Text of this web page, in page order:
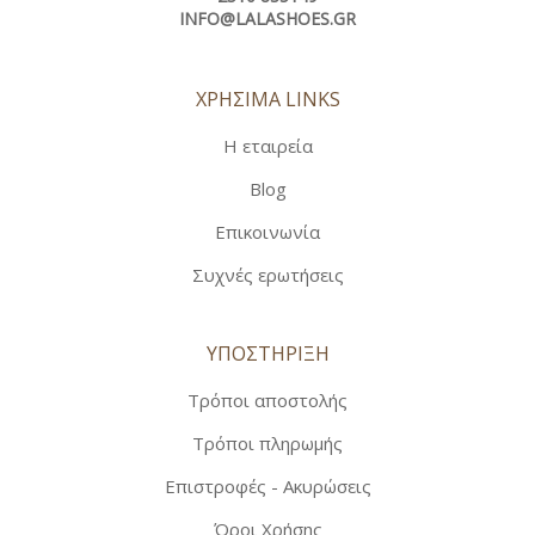
INFO@LALASHOES.GR
ΧΡΗΣΙΜΑ LINKS
Η εταιρεία
Blog
Επικοινωνία
Συχνές ερωτήσεις
ΥΠΟΣΤΗΡΙΞΗ
Τρόποι αποστολής
Τρόποι πληρωμής
Επιστροφές - Ακυρώσεις
Όροι Χρήσης